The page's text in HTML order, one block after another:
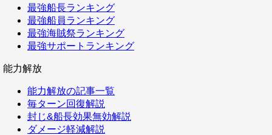
最強船長ランキング
最強船員ランキング
最強海賊祭ランキング
最強サポートランキング
能力解放
能力解放の記事一覧
毎ターン回復解説
封じ&船長効果無効解説
ダメージ軽減解説